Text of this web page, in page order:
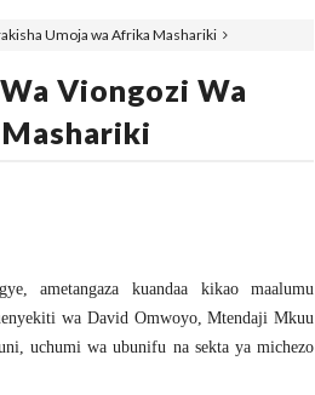
Umoja wa Afrika Mashariki
Viongozi Wa
ametangaza kuandaa kikao maalumu
wa David Omwoyo, Mtendaji Mkuu
uchumi wa ubunifu na sekta ya michezo